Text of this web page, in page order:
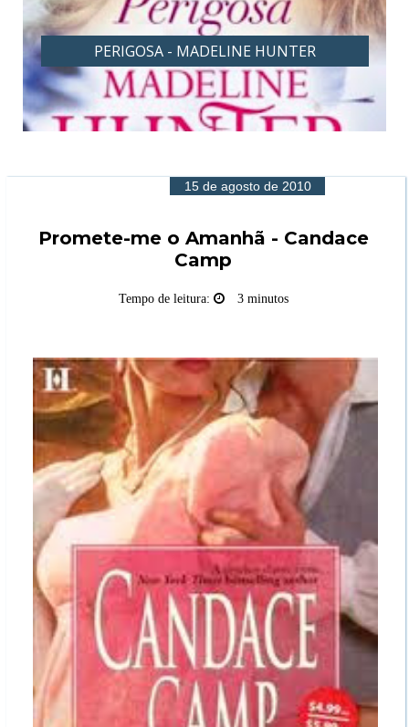
PERIGOSA - MADELINE HUNTER
15 de agosto de 2010
Promete-me o Amanhã - Candace
Camp
Tempo de leitura: 3 minutos